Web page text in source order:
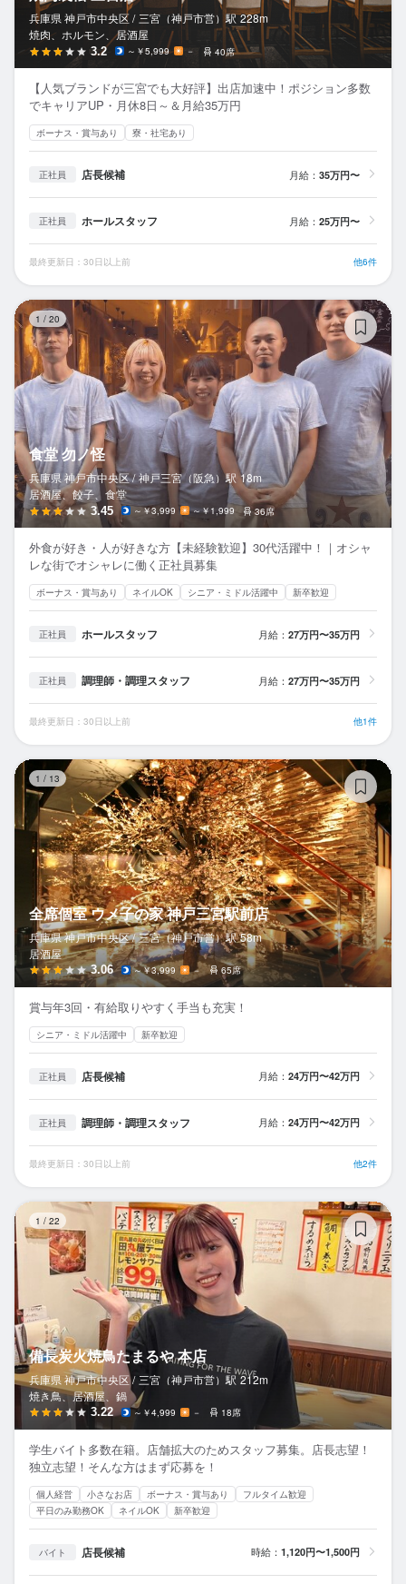
兵庫県 神戸市中央区 / 三宮（神戸市営） 駅 228m
焼肉、ホルモン、居酒屋
3.2 ～￥5,999 － 40席
【人気ブランドが三宮でも大好評】出店加速中！ポジション多数
でキャリアUP・月休8日～＆月給35万円
ボーナス・賞与あり 寮・社宅あり
正社員 店長候補 月給： 35万円〜
正社員 ホールスタッフ 月給： 25万円〜
最終更新日：30日以上前 他6件
1 / 20
食堂 勿ノ怪
兵庫県 神戸市中央区 / 神戸三宮（阪急）駅 18m
居酒屋、餃子、食堂
3.45 ～￥3,999 ～￥1,999 36席
外食が好き・人が好きな方【未経験歓迎】30代活躍中！｜オシャ
レな街でオシャレに働く正社員募集
ボーナス・賞与あり ネイルOK シニア・ミドル活躍中 新卒歓迎
正社員 ホールスタッフ 月給： 27万円〜35万円
正社員 調理師・調理スタッフ 月給： 27万円〜35万円
最終更新日：30日以上前 他1件
1 / 13
全席個室 ウメ子の家 神戸三宮駅前店
兵庫県 神戸市中央区 / 三宮（神戸市営）駅 58m
居酒屋
3.06 ～￥3,999 － 65席
賞与年3回・有給取りやすく手当も充実！
シニア・ミドル活躍中 新卒歓迎
正社員 店長候補 月給： 24万円〜42万円
正社員 調理師・調理スタッフ 月給： 24万円〜42万円
最終更新日：30日以上前 他2件
1 / 22
備長炭火焼鳥たまるや 本店
兵庫県 神戸市中央区 / 三宮（神戸市営） 駅 212m
焼き鳥、居酒屋、鍋
3.22 ～￥4,999 － 18席
学生バイト多数在籍。店舗拡大のためスタッフ募集。店長志望！
独立志望！そんな方はまず応募を！
個人経営 小さなお店 ボーナス・賞与あり
フルタイム歓迎
平日のみ勤務OK
ネイルOK 新卒歓迎
バイト 店長候補 時給： 1,120円〜1,500円